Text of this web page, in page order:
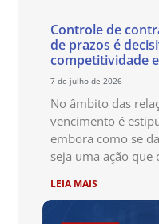
Controle de
de prazos é
competitividade
7 de julho de 2026
No âmbito das
vencimento é
embora como se
seja uma ação que
LEIA MAIS